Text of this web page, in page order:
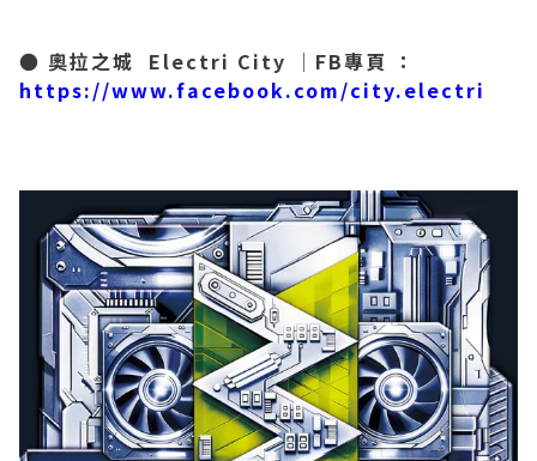
● 奧拉之城 Electri City │FB專頁 ：
https://www.facebook.com/city.electri